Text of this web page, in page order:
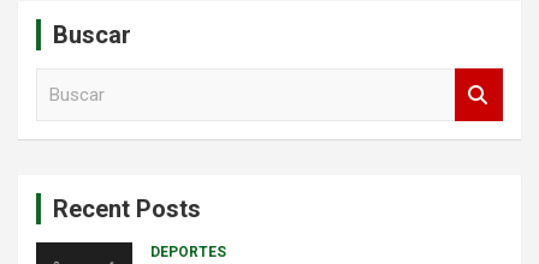
Buscar
Recent Posts
DEPORTES